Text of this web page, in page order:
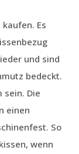
Es
und sind
bedeckt.
sein. Die
einen
So
wenn